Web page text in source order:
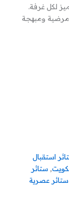
لكل غرفة.
ومبهجة
استقبال
, ستائر
عصرية